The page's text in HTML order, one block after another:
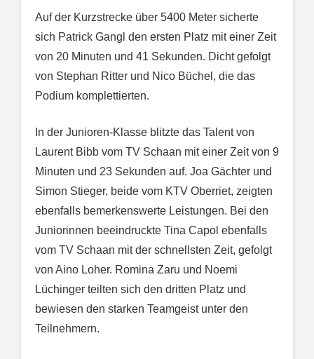
Auf der Kurzstrecke über 5400 Meter sicherte
sich Patrick Gangl den ersten Platz mit einer Zeit
von 20 Minuten und 41 Sekunden. Dicht gefolgt
von Stephan Ritter und Nico Büchel, die das
Podium komplettierten.
In der Junioren-Klasse blitzte das Talent von
Laurent Bibb vom TV Schaan mit einer Zeit von 9
Minuten und 23 Sekunden auf. Joa Gächter und
Simon Stieger, beide vom KTV Oberriet, zeigten
ebenfalls bemerkenswerte Leistungen. Bei den
Juniorinnen beeindruckte Tina Capol ebenfalls
vom TV Schaan mit der schnellsten Zeit, gefolgt
von Aino Loher. Romina Zaru und Noemi
Lüchinger teilten sich den dritten Platz und
bewiesen den starken Teamgeist unter den
Teilnehmern.